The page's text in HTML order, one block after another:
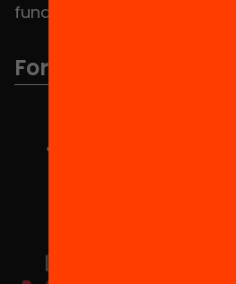
fundacio@equitat.org
Formamos parte de...